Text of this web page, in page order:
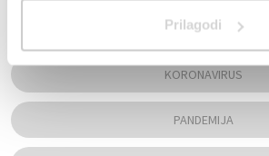
Prilagodi
KORONAVIRUS
PANDEMIJA